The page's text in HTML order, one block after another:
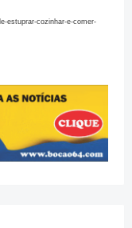
estuprar-cozinhar-e-comer-